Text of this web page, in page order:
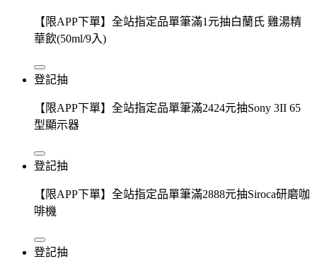
【限APP下單】全站指定品單筆滿1元抽白蘭氏 雞湯精
華飲(50ml/9入)
登記抽
【限APP下單】全站指定品單筆滿2424元抽Sony 3II 65
型顯示器
登記抽
【限APP下單】全站指定品單筆滿2888元抽Siroca研磨咖
啡機
登記抽